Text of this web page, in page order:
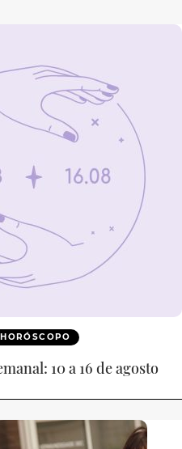
HORÓSCOPO
10 a 16 de agosto